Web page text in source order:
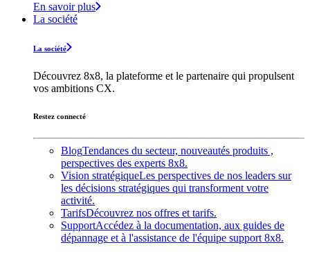
En savoir plus
La société
La société
Découvrez 8x8, la plateforme et le partenaire qui propulsent
vos ambitions CX.
Restez connecté
BlogTendances du secteur, nouveautés produits ,
perspectives des experts 8x8.
Vision stratégiqueLes perspectives de nos leaders sur
les décisions stratégiques qui transforment votre
activité.
TarifsDécouvrez nos offres et tarifs.
SupportAccédez à la documentation, aux guides de
dépannage et à l'assistance de l'équipe support 8x8.